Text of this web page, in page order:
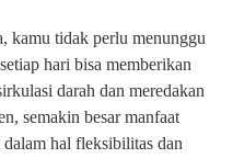
kamu tidak perlu menunggu
hari bisa memberikan
darah dan meredakan
semakin besar manfaat
hal fleksibilitas dan